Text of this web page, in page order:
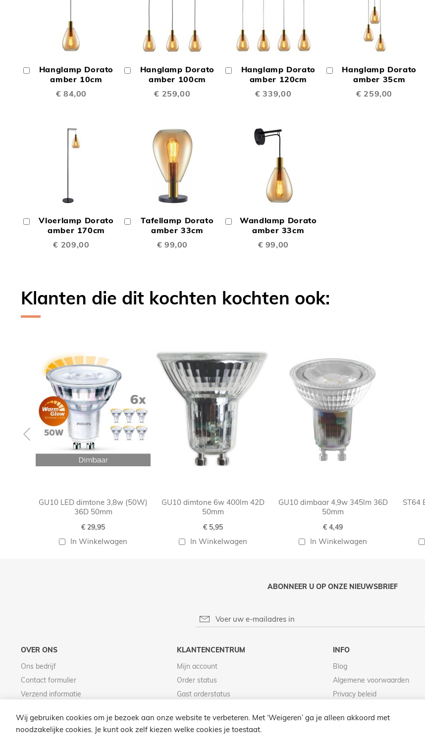
Hanglamp Dorato
amber 10cm
€ 84,00
Winkelwagen
TOEVOEGEN
TE
Hanglamp Dorato
amber 100cm
€ 259,00
Winkelwagen
TOEVOEGEN
TE
Hanglamp Dorato
amber 120cm
€ 339,00
Winkelwagen
TOEVOEGEN
TE
Hanglamp Dorato
amber 35cm
€ 259,00
Winkelwagen
TE
Vloerlamp Dorato
amber 170cm
€ 209,00
Winkelwagen
TE
Tafellamp Dorato
amber 33cm
€ 99,00
Winkelwagen
TE
Wandlamp Dorato
amber 33cm
€ 99,00
In
Winkelwagen
TE
Klanten die dit kochten kochten ook:
GU10 LED dimtone 3,8w (50W)
36D 50mm
€ 29,95
In Winkelwagen
GU10 dimtone 6w 400lm 42D
50mm
€ 5,95
In Winkelwagen
GU10 dimbaar 4,9w 345lm 36D
50mm
€ 4,49
In Winkelwagen
ST64
ABONNEER U OP ONZE NIEUWSBRIEF
OVER ONS
Ons bedrijf
Contact formulier
Verzend informatie
KLANTENCENTRUM
Mijn account
Order status
Gast orderstatus
INFO
Blog
Algemene voorwaarden
Privacy beleid
© 2026 LAMPENZO ALLE RECHTEN VOORBEHOUDEN
Wij gebruiken cookies om je bezoek aan onze website te verbeteren. Met ‘Weigeren’ ga je alleen akkoord met
noodzakelijke cookies. Je kunt ook zelf kiezen welke cookies je toestaat.